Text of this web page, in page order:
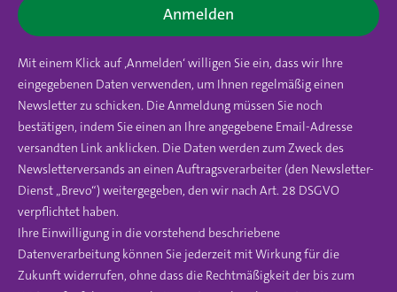
Anmelden
Mit einem Klick auf ‚Anmelden‘ willigen Sie ein, dass wir Ihre
eingegebenen Daten verwenden, um Ihnen regelmäßig einen
Newsletter zu schicken. Die Anmeldung müssen Sie noch
bestätigen, indem Sie einen an Ihre angegebene Email-Adresse
versandten Link anklicken. Die Daten werden zum Zweck des
Newsletterversands an einen Auftragsverarbeiter (den Newsletter-
Dienst „Brevo“) weitergegeben, den wir nach Art. 28 DSGVO
verpflichtet haben.
Ihre Einwilligung in die vorstehend beschriebene
Datenverarbeitung können Sie jederzeit mit Wirkung für die
Zukunft widerrufen, ohne dass die Rechtmäßigkeit der bis zum